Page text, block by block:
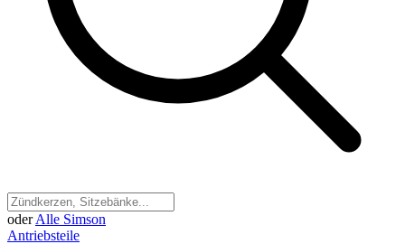
oder Alle Simson
Antriebsteile